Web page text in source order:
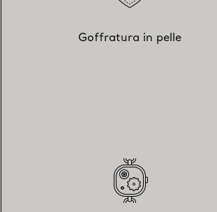
Goffratura in pelle